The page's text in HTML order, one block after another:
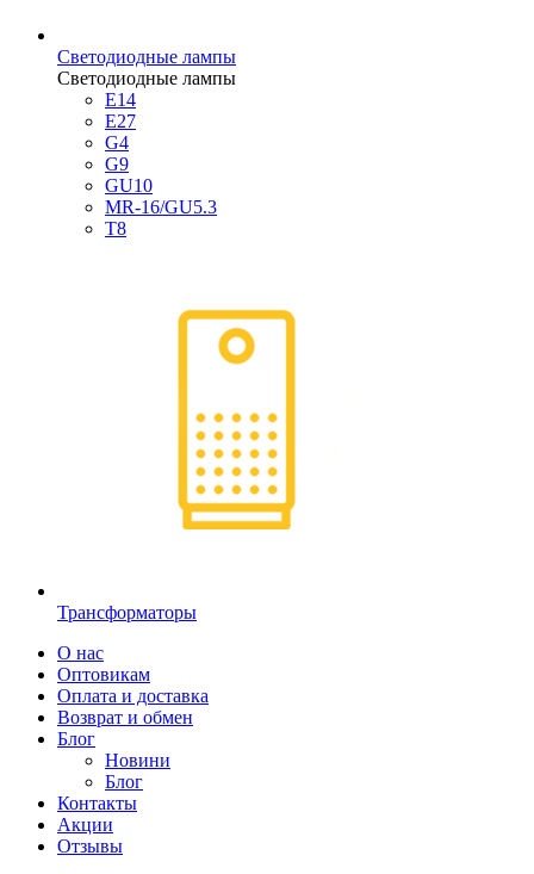
Светодиодные лампы
Светодиодные лампы
E14
E27
G4
G9
GU10
MR-16/GU5.3
T8
Трансформаторы
О нас
Оптовикам
Оплата и доставка
Возврат и обмен
Блог
Новини
Блог
Контакты
Акции
Отзывы